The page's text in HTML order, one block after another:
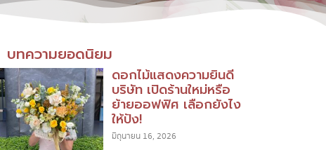
บทความยอดนิยม
ดอกไม้แสดงความยินดี
บริษัท เปิดร้านใหม่หรือ
ย้ายออฟฟิศ เลือกยังไง
ให้ปัง!
มิถุนายน 16, 2026